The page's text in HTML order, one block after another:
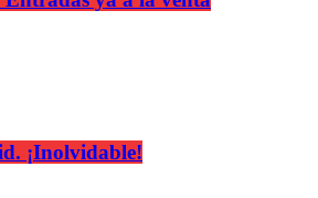
¡Inolvidable!